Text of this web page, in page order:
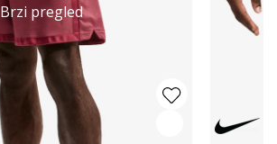
Brzi pregled